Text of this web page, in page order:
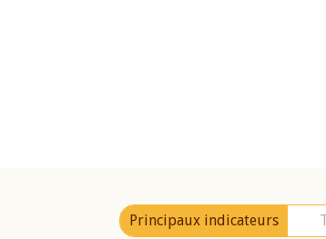
Principaux indicateurs